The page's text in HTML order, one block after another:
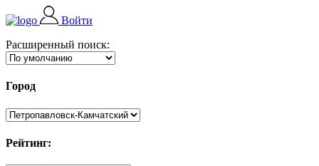
Войти
Расширенный поиск:
Город
Рейтинг: